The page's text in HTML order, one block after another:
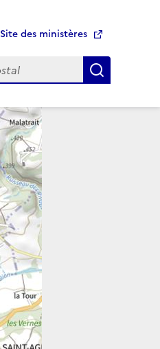
Site des ministères